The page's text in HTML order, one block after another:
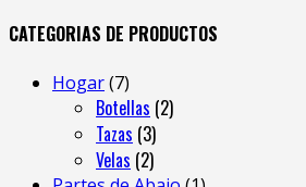
Bad
para
la
comunidad
latina
CATEGORIAS DE PRODUCTOS
Hogar 77
productos
Botellas 22
Tazas 33
productos
Velas 22